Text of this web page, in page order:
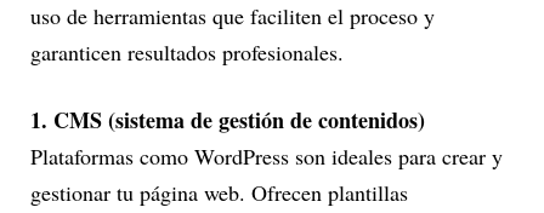
uso de herramientas que faciliten el proceso y
garanticen resultados profesionales.
1. CMS (sistema de gestión de contenidos)
Plataformas como WordPress son ideales para crear y
gestionar tu página web. Ofrecen plantillas